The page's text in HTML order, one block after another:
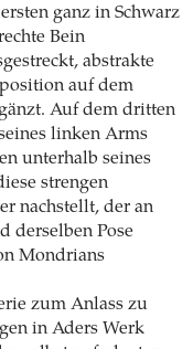
ganz in Schwarz
Bein
abstrakte
auf dem
Auf dem dritten
linken Arms
unterhalb seines
strengen
nachstellt, der an
derselben Pose
Mondrians
zum Anlass zu
in Aders Werk